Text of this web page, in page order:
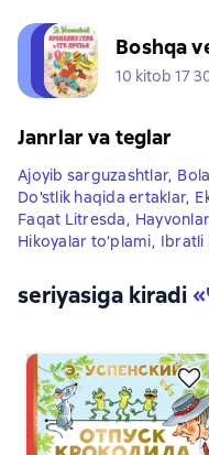
Boshqa
10 kitob 17
Janrlar va teglar
Ajoyib sarguzashtlar,
Do'stlik haqida ertaklar,
Faqat Litresda,
Hikoyalar to‘plami, Ibratli
seriyasiga kiradi«